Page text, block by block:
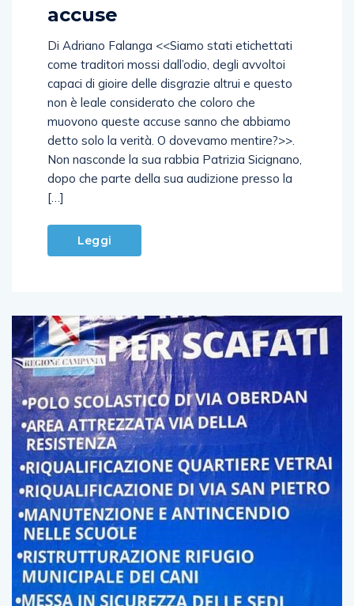
accuse
Di Adriano Falanga <<Siamo stati etichettati
come traditori mossi dall’odio, degli avvoltoi
capaci di gioire delle disgrazie altrui e questo
non è leale considerato che coloro che
muovono queste accuse sanno che abbiamo
detto solo la verità. O dovevamo mentire?>>.
Non nasconde la sua rabbia Patrizia Sicignano,
dopo che parte della sua audizione presso la
[…]
Leggi